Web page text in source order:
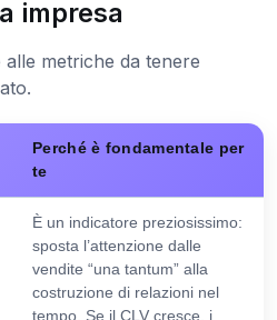
impresa
metriche da tenere
Perché è fondamentale per
te
È un indicatore preziosissimo:
sposta l’attenzione dalle
vendite “una tantum” alla
costruzione di relazioni nel
tempo. Se il CLV cresce, i